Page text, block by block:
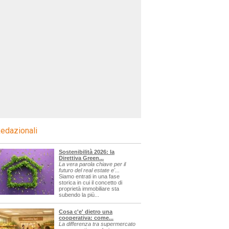
Sostenibilità 2026: la
Direttiva Green...
La vera parola chiave per il
futuro del real estate e'...
Siamo entrati in una fase
storica in cui il concetto di
proprietà immobiliare sta
subendo la più...
Cosa c'e' dietro una
cooperativa: come...
La differenza tra supermercato